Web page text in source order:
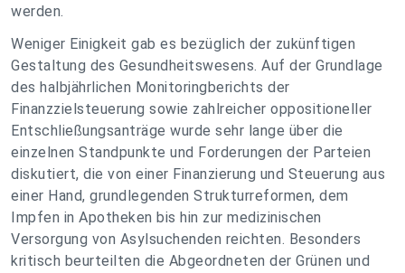
werden.
Weniger Einigkeit gab es bezüglich der zukünftigen
Gestaltung des Gesundheitswesens. Auf der Grundlage
des halbjährlichen Monitoringberichts der
Finanzzielsteuerung sowie zahlreicher oppositioneller
Entschließungsanträge wurde sehr lange über die
einzelnen Standpunkte und Forderungen der Parteien
diskutiert, die von einer Finanzierung und Steuerung aus
einer Hand, grundlegenden Strukturreformen, dem
Impfen in Apotheken bis hin zur medizinischen
Versorgung von Asylsuchenden reichten. Besonders
kritisch beurteilten die Abgeordneten der Grünen und